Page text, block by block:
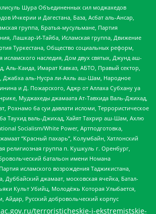
Шура Объединенных сил моджахедов
Ичкерии и Дагестана, База, Асбат аль-Ансар,
группа, Братья-мусульмане, Партия
Лашкар-И-Тайба, Исламская группа, Движение
Туркестана, Общество социальных реформ,
наследия, Дом двух святых, Джунд аш-
Аль-Каида, Имарат Кавказ, АБТО, Правый сектор,
Джабха аль-Нусра ли-Ахль аш-Шам, Народное
и Д. Пожарского, Аджр от Аллаха Субхану уа
Муджахеды джамаата Ат-Тавхида Валь-Джихад,
Рохнамо ба суи давлати исломи, Террористическое
Таухид валь-Джихад, Хайят Тахрир аш-Шам, Ахлю
Socialism/White Power, Артподготовка,
“Красный пахарь”, Колумбайн, Хатлонский
религиозная группа п. Кушкуль г. Оренбург,
батальон имени Номана
исламского возрождения Таджикистана,
Дуббайский джамаат, московская ячейка, Батал-
Культ Убийц, Молодёжь Которая Улыбается,
Айдар, Русский добровольческий корпус
terroristicheskie-i-ekstremistskie-